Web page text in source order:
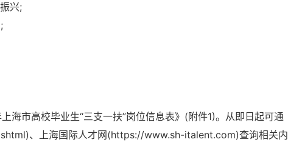
兴;
市高校毕业生“三支一扶”岗位信息表》(附件1)。从即日起可通
、上海国际人才网(https://www.sh-italent.com)查询相关内